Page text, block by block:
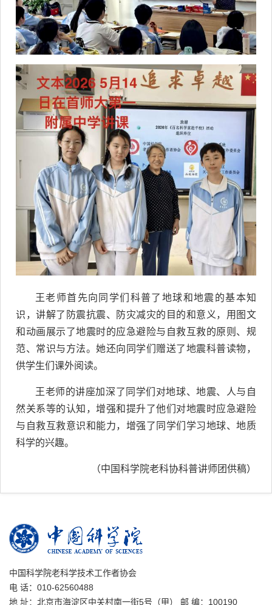
王老师首先向同学们科普了地球和地震的基本知
识，讲解了防震抗震、防灾减灾的目的和意义，用图文
和动画展示了地震时的应急避险与自救互救的原则、规
范、常识与方法。她还向同学们赠送了地震科普读物，
供学生们课外阅读。
王老师的讲座加深了同学们对地球、地震、人与自
然关系等的认知，增强和提升了他们对地震时应急避险
与自救互救意识和能力，增强了同学们学习地球、地质
科学的兴趣。
（中国科学院老科协科普讲师团供稿）
中国科学院老科学技术工作者协会
电 话：010-62560488
地 址：北京市海淀区中关村南一街5号（甲） 邮 编：100190